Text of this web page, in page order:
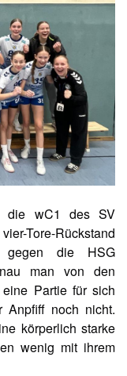
die wC1 des SV
Tore-Rückstand
die HSG
man von den
Partie für sich
Anpfiff noch nicht.
körperlich starke
wenig mit ihrem